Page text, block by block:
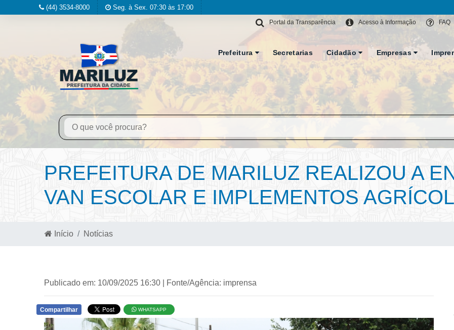
(44) 3534-8000 Seg. à Sex. 07:30 às 17:00
FAQ
Acesso à Informação
Portal da Transparência
Prefeitura Secretarias Cidadão Empresas
PREFEITURA DE MARILUZ REALIZOU A
VAN ESCOLAR E IMPLEMENTOS
Início Notícias
Publicado em: 10/09/2025 16:30 | Fonte/Agência: imprensa
Compartilhar WHATSAPP